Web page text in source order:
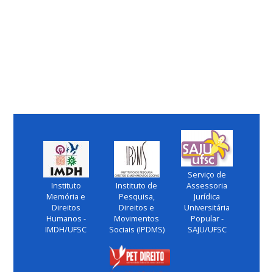
Instituto
Memória e
Direitos
Humanos -
IMDH/UFSC
Instituto de
Pesquisa,
Direitos e
Movimentos
Sociais (IPDMS)
Serviço de
Assessoria
Jurídica
Universitária
Popular -
SAJU/UFSC